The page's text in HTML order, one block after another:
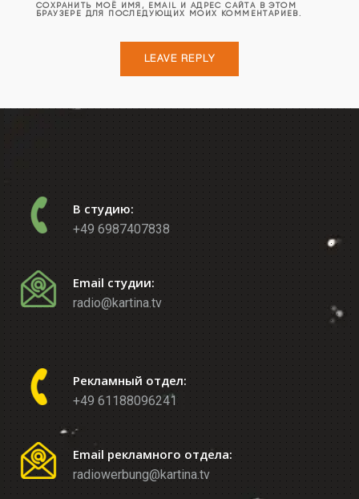
СОХРАНИТЬ МОЁ ИМЯ, EMAIL И АДРЕС САЙТА В ЭТОМ
БРАУЗЕРЕ ДЛЯ ПОСЛЕДУЮЩИХ МОИХ КОММЕНТАРИЕВ.
В студию:
+49 6987407838
Email студии:
radio@kartina.tv
Рекламный отдел:
+49 61188096241
Email рекламного отдела:
radiowerbung@kartina.tv